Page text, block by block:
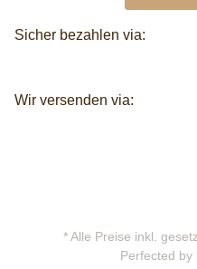
Sicher bezahlen via:
Wir versenden via:
* Alle Preise inkl.
Perfected by